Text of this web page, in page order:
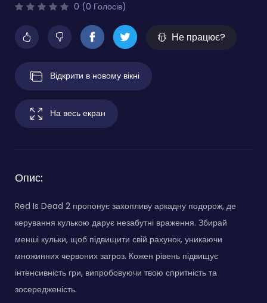
0 (0 Голосів)
Не працює?
Відкрити в новому вікні
На весь екран
Опис:
Red Is Dead 2 пропонує захопливу аркадну подорож, де
керування кулькою дарує незабутні враження. Збирай
менші кульки, щоб підвищити свій рахунок, уникаючи
множинних червоних загроз. Кожен рівень підвищує
інтенсивність гри, випробовуючи твою спритність та
зосередженість.